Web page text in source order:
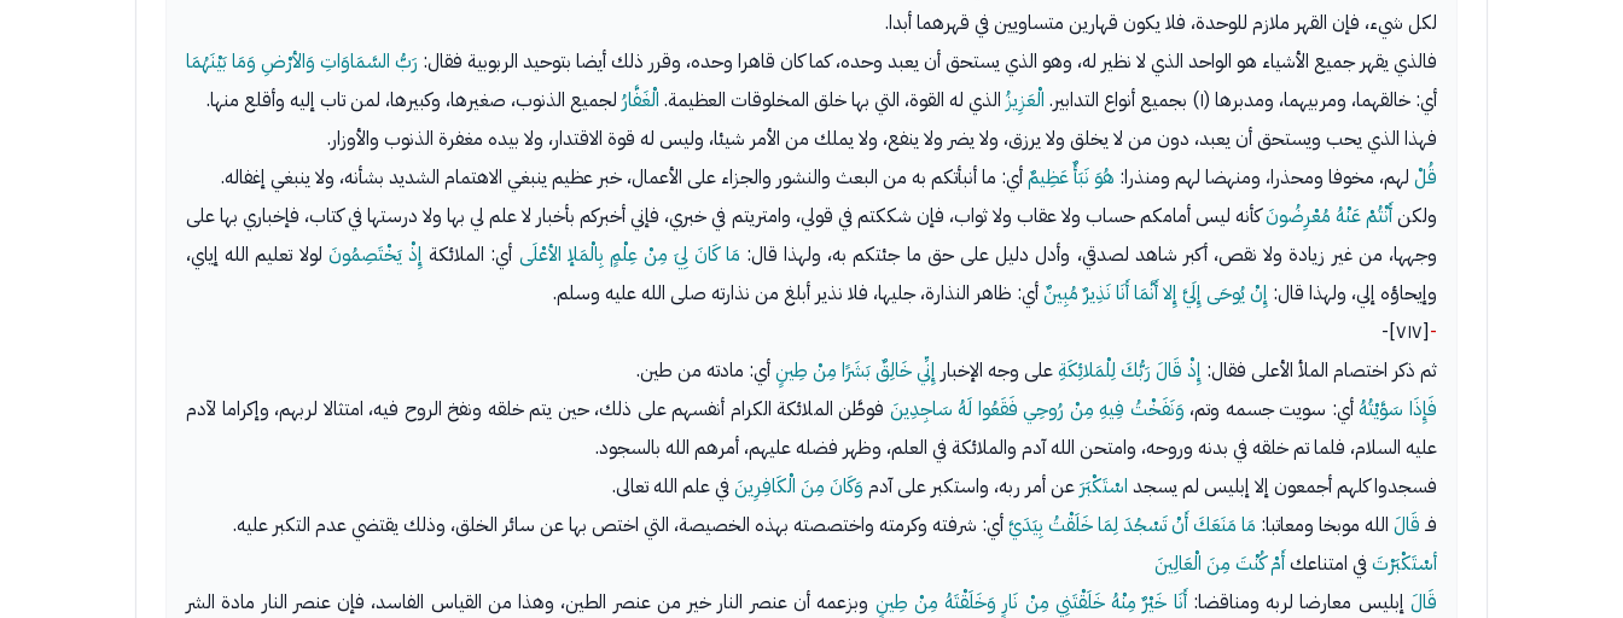
لكل شيء، فإن القهر ملازم للوحدة، فلا يكون قهارين متساويين في قهرهما أبدا.
فالذي يقهر جميع الأشياء هو الواحد الذي لا نظير له، وهو الذي يستحق أن يعبد وحده، كما كان قاهرا وحده، وقرر ذلك أيضا بتوحيد الربوبية فقال: رَبُّ السَّمَاوَاتِ وَالأرْضِ وَمَا بَيْنَهُمَا
أي: خالقهما، ومربيهما، ومدبرها (١) بجميع أنواع التدابير.
الْعَزِيزُ الذي له القوة، التي بها خلق المخلوقات العظيمة. الْغَفَّارُ لجميع الذنوب، صغيرها، وكبيرها، لمن تاب إليه وأقلع منها.
فهذا الذي يحب ويستحق أن يعبد، دون من لا يخلق ولا يرزق، ولا يضر ولا ينفع، ولا يملك من الأمر شيئا، وليس له قوة الاقتدار، ولا بيده مغفرة الذنوب والأوزار.
قُلْ لهم، مخوفا ومحذرا، ومنهضا لهم ومنذرا: هُوَ نَبَأٌ عَظِيمٌأي: ما أنبأتكم به من البعث والنشور والجزاء على الأعمال، خبر عظيم ينبغي الاهتمام الشديد بشأنه، ولا ينبغي إغفاله.
ولكنأَنْتُمْ عَنْهُ مُعْرِضُونَكأنه ليس أمامكم حساب ولا عقاب ولا ثواب، فإن شككتم في قولي، وامتريتم في خبري، فإني أخبركم بأخبار لا علم لي بها ولا درستها في كتاب، فإخباري بها على
وجهها، من غير زيادة ولا نقص، أكبر شاهد لصدقي، وأدل دليل على حق ما جئتكم به، ولهذا قال: مَا كَانَ لِيَ مِنْ عِلْمٍ بِالْمَلإ الأعْلَى أي: الملائكة إِذْ يَخْتَصِمُونَ لولا تعليم الله إياي،
وإيحاؤه إلي، ولهذا قال: إِنْ يُوحَى إِلَيَّ إِلا أَنَّمَا أَنَا نَذِيرٌ مُبِينٌأي: ظاهر النذارة، جليها، فلا نذير أبلغ من نذارته صلى الله عليه وسلم.
-[٧١٧]-
ثم ذكر اختصام الملأ الأعلى فقال: إِذْ قَالَ رَبُّكَ لِلْمَلائِكَةِ على وجه الإخبار إِنِّي خَالِقٌ بَشَرًا مِنْ طِينٍأي: مادته من طين.
فَإِذَا سَوَّيْتُهُأي: سويت جسمه وتم، وَنَفَخْتُ فِيهِ مِنْ رُوحِي فَقَعُوا لَهُ سَاجِدِينَ فوطَّن الملائكة الكرام أنفسهم على ذلك، حين يتم خلقه ونفخ الروح فيه، امتثالا لربهم، وإكراما لآدم
عليه السلام، فلما تم خلقه في بدنه وروحه، وامتحن الله آدم والملائكة في العلم، وظهر فضله عليهم، أمرهم الله بالسجود.
فسجدوا كلهم أجمعون إلا إبليس لم يسجد اسْتَكْبَرَعن أمر ربه، واستكبر على آدم وَكَانَ مِنَ الْكَافِرِينَفي علم الله تعالى.
فـ قَالَ الله موبخا ومعاتبا: مَا مَنَعَكَ أَنْ تَسْجُدَ لِمَا خَلَقْتُ بِيَدَيَّأي: شرفته وكرمته واختصصته بهذه الخصيصة، التي اختص بها عن سائر الخلق، وذلك يقتضي عدم التكبر عليه.
أسْتَكْبَرْتَ في امتناعكأَمْ كُنْتَ مِنَ الْعَالِينَ
قَالَإبليس معارضا لربه ومناقضا:أَنَا خَيْرٌ مِنْهُ خَلَقْتَنِي مِنْ نَارٍ وَخَلَقْتَهُ مِنْ طِينٍ وبزعمه أن عنصر النار خير من عنصر الطين، وهذا من القياس الفاسد، فإن عنصر النار مادة الشر